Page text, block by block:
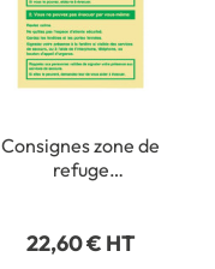
Consignes zone de
refuge
22,60 € HT